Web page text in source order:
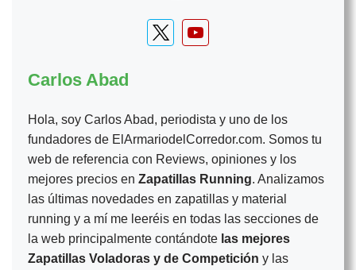
Carlos Abad
Hola, soy Carlos Abad, periodista y uno de los
fundadores de ElArmariodelCorredor.com. Somos tu
web de referencia con Reviews, opiniones y los
mejores precios en Zapatillas Running. Analizamos
las últimas novedades en zapatillas y material
running y a mí me leeréis en todas las secciones de
la web principalmente contándote las mejores
Zapatillas Voladoras y de Competición y las